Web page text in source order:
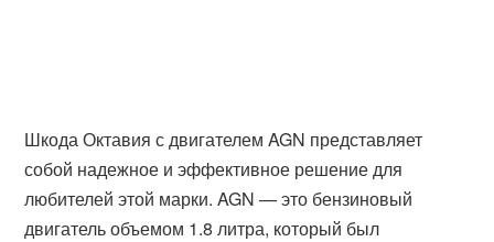
Шкода Октавия с двигателем AGN представляет
собой надежное и эффективное решение для
любителей этой марки. AGN — это бензиновый
двигатель объемом 1.8 литра, который был